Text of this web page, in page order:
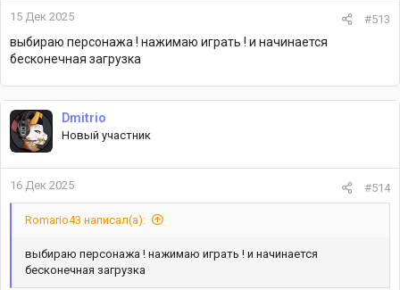
15 Дек 2025 #513
выбираю персонажа ! нажимаю играть ! и начинается
бесконечная загрузка
Dmitrio
Новый участник
16 Дек 2025 #514
Romario43 написал(а):
выбираю персонажа ! нажимаю играть ! и начинается
бесконечная загрузка